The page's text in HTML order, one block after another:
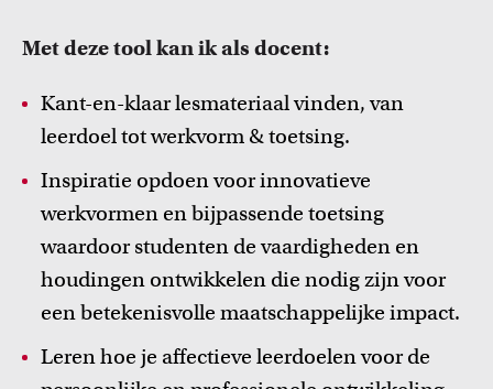
Lees Teacher Stories van collega-docenten.
Onderwijsinnovatie en beurzen
Met deze tool kan ik als docent:
Kant-en-klaar lesmateriaal vinden, van
leerdoel tot werkvorm & toetsing.
Inspiratie opdoen voor innovatieve
werkvormen en bijpassende toetsing
waardoor studenten de vaardigheden en
houdingen ontwikkelen die nodig zijn voor
een betekenisvolle maatschappelijke impact.
Leren hoe je affectieve leerdoelen voor de